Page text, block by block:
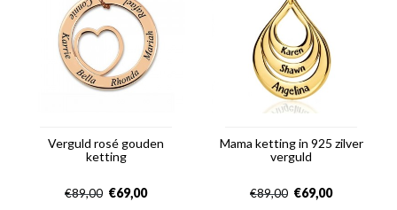
Verguld rosé gouden
ketting
€89,00 €69,00
Mama ketting in 925 zilver
verguld
€89,00 €69,00